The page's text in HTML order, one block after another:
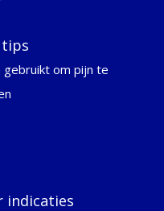
tips
om pijn te
indicaties